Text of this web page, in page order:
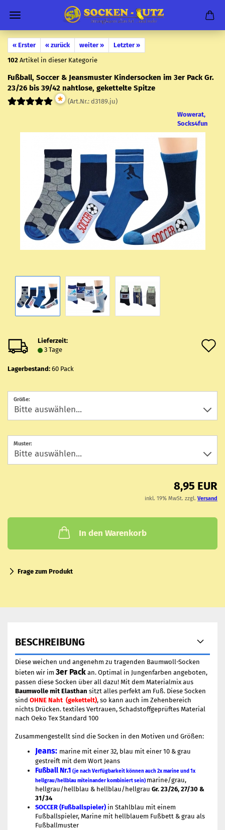
« Erster « zurück weiter »
Letzter »
102 Artikel in dieser Kategorie
Fuß­ball, Soc­cer & Jeans­mus­ter Kin­der­so­cken im 3er Pack Gr.
23/26 bis 39/42 naht­lo­se, ge­ket­tel­te Spit­ze
* (Art.Nr.: d3189.ju)
Wowerat,
Socks4fun
Lieferzeit:
3 Tage
Lagerbestand: 60 Pack
Größe:
Muster:
8,95 EUR
inkl. 19% MwSt. zzgl. Versand
In den Warenkorb
Frage zum Produkt
BESCHREIBUNG
Diese weichen und angenehm zu tragenden Baumwoll-Socken
bieten wir im 3er Pack an. Optimal in Jungenfarben angeboten,
passen diese Socken über all dazu! Mit dem Materialmix aus
Baumwolle mit Elasthan sitzt alles perfekt am Fuß. Diese Socken
sind OHNE Naht (gekettelt), so kann auch im Zehenbereich
nichts Drücken. textiles Vertrauen, Schadstoffgeprüftes Material
nach Oeko Tex Standard 100
Zusammengestellt sind die Socken in den Motiven und Größen:
Jeans: marine mit einer 32, blau mit einer 10 & grau
gestreift mit dem Wort Jeans
Fußball Nr.1 (je nach Verfügbarkeit können auch 2x marine und 1x
hellgrau/hellblau miteinander kombiniert sein) marine/grau,
hellgrau/hellblau & hellblau/hellgrau Gr. 23/26, 27/30 &
31/34
SOCCER (Fußballspieler) in Stahlblau mit einem
Fußballspieler, Marine mit hellblauem Fußbett & grau als
Fußballmuster